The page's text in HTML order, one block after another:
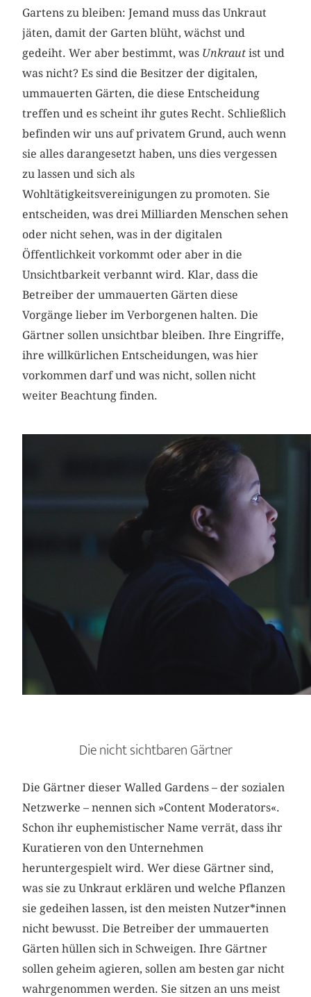
Gartens zu bleiben: Jemand muss das Unkraut
jäten, damit der Garten blüht, wächst und
gedeiht. Wer aber bestimmt, was Unkraut ist und
was nicht? Es sind die Besitzer der digitalen,
ummauerten Gärten, die diese Entscheidung
treffen und es scheint ihr gutes Recht. Schließlich
befinden wir uns auf privatem Grund, auch wenn
sie alles darangesetzt haben, uns dies vergessen
zu lassen und sich als
Wohltätigkeitsvereinigungen zu promoten. Sie
entscheiden, was drei Milliarden Menschen sehen
oder nicht sehen, was in der digitalen
Öffentlichkeit vorkommt oder aber in die
Unsichtbarkeit verbannt wird. Klar, dass die
Betreiber der ummauerten Gärten diese
Vorgänge lieber im Verborgenen halten. Die
Gärtner sollen unsichtbar bleiben. Ihre Eingriffe,
ihre willkürlichen Entscheidungen, was hier
vorkommen darf und was nicht, sollen nicht
weiter Beachtung finden.
Die nicht sichtbaren Gärtner
Die Gärtner dieser Walled Gardens – der sozialen
Netzwerke – nennen sich »Content Moderators«.
Schon ihr euphemistischer Name verrät, dass ihr
Kuratieren von den Unternehmen
heruntergespielt wird. Wer diese Gärtner sind,
was sie zu Unkraut erklären und welche Pflanzen
sie gedeihen lassen, ist den meisten Nutzer*innen
nicht bewusst. Die Betreiber der ummauerten
Gärten hüllen sich in Schweigen. Ihre Gärtner
sollen geheim agieren, sollen am besten gar nicht
wahrgenommen werden. Sie sitzen an uns meist